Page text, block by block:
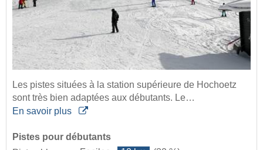
Les pistes situées à la station supérieure de Hochoetz
sont très bien adaptées aux débutants. Le…
En savoir plus
Pistes pour débutants